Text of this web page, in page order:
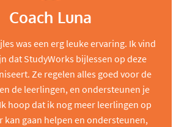
Coach Luna
was een erg leuke ervaring. Ik vind
dat StudyWorks bijlessen op deze
Ze regelen alles goed voor de
de leerlingen, en ondersteunen je
hoop dat ik nog meer leerlingen op
kan gaan helpen en ondersteunen,